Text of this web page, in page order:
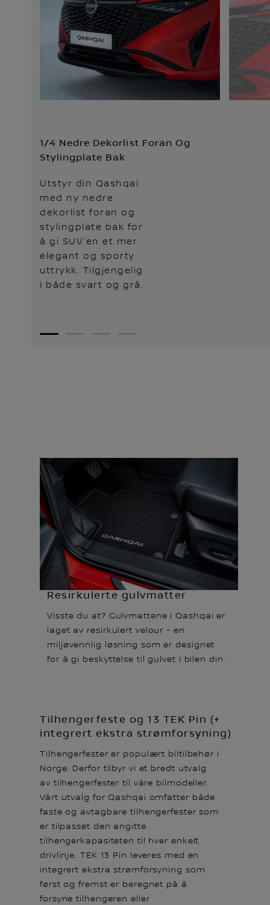
1/4 Nedre Dekorlist Foran Og
Stylingplate Bak
Utstyr din Qashqai
med ny nedre
dekorlist foran og
stylingplate bak for
å gi SUV´en et mer
elegant og sporty
uttrykk. Tilgjengelig
i både svart og grå.
1
Resirkulerte gulvmatter
Visste du at? Gulvmattene i Qashqai er
laget av resirkulert velour - en
miljøvennlig løsning som er designet
for å gi beskyttelse til gulvet i bilen din.
Tilhengerfeste og 13 TEK Pin (+
integrert ekstra strømforsyning)
Tilhengerfester er populært biltilbehør i
Norge. Derfor tilbyr vi et bredt utvalg
av tilhengerfester til våre bilmodeller.
Vårt utvalg for Qashqai omfatter både
faste og avtagbare tilhengerfester som
er tilpasset den angitte
tilhengerkapasiteten til hver enkelt
drivlinje. TEK 13 Pin leveres med en
integrert ekstra strømforsyning som
først og fremst er beregnet på å
forsyne tilhengeren eller